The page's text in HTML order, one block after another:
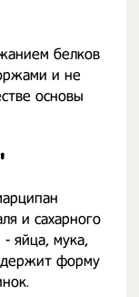
белков
и не
основы
и сахарного
яйца, мука,
держит форму